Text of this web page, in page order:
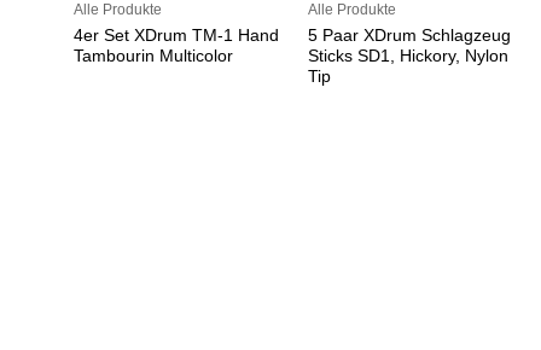
Alle Produkte
4er Set XDrum TM-1 Hand
Tambourin Multicolor
Alle Produkte
5 Paar XDrum Schlagzeug
Sticks SD1, Hickory, Nylon
Tip